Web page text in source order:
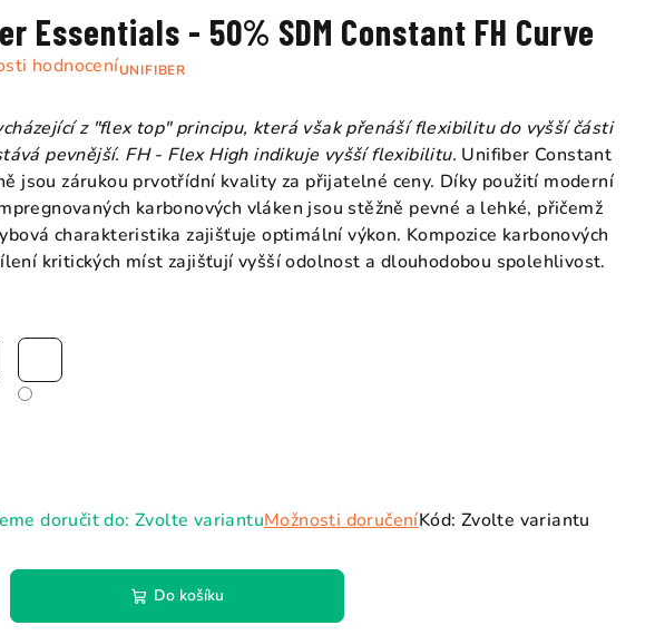
UNIFIBER
Essentials - 50% SDM Constant FH Curve
hodnocení
z "flex top" principu, která však přenáší flexibilitu do vyšší části
pevnější. FH - Flex High indikuje vyšší flexibilitu. Unifiber Constant
jsou zárukou prvotřídní kvality za přijatelné ceny. Díky použití moderní
karbonových vláken jsou stěžně pevné a lehké, přičemž
charakteristika zajišťuje optimální výkon. Kompozice karbonových
kritických míst zajišťují vyšší odolnost a dlouhodobou spolehlivost.
doručit do: Zvolte variantuMožnosti doručeníKód: Zvolte variantu
Do košíku